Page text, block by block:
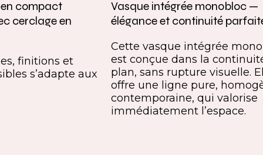
compact
cerclage en
finitions et
s’adapte aux
Vasque intégrée monobloc —
élégance et continuité
Cette vasque intégrée
est conçue dans la
plan, sans rupture visuelle.
offre une ligne pure,
contemporaine, qui valorise
immédiatement l’espace.